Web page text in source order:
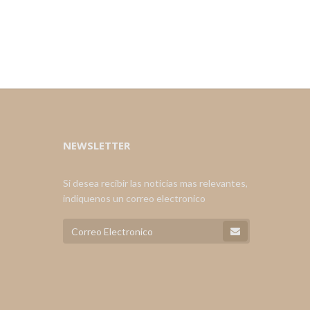
NEWSLETTER
Si desea recibir las noticias mas relevantes,
indiquenos un correo electronico